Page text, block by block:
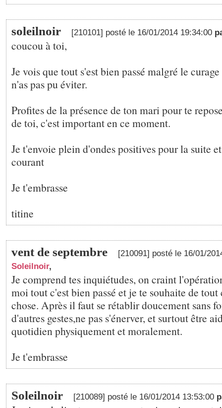
soleilnoir [210101] posté le 16/01/2014 19:34:00
coucou à toi,
Je vois que tout s'est bien passé malgré le
n'as pas pu éviter.
Profites de la présence de ton mari pour te
de toi, c'est important en ce moment.
Je t'envoie plein d'ondes positives pour la suite
courant
Je t'embrasse
titine
vent de septembre
[210091] posté le 16/01/
Soleilnoir,
Je comprend tes inquiétudes, on craint
moi tout c'est bien passé et je te souhaite de
chose. Après il faut se rétablir doucement sans
d'autres gestes,ne pas s'énerver, et surtout être
quotidien physiquement et moralement.
Je t'embrasse
Soleilnoir [210089] posté le 16/01/2014 13:53:00